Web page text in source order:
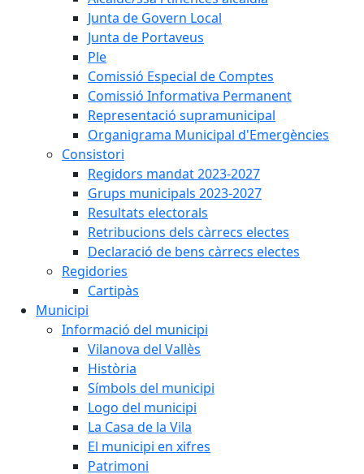
Junta de Govern Local
Junta de Portaveus
Ple
Comissió Especial de Comptes
Comissió Informativa Permanent
Representació supramunicipal
Organigrama Municipal d'Emergències
Consistori
Regidors mandat 2023-2027
Grups municipals 2023-2027
Resultats electorals
Retribucions dels càrrecs electes
Declaració de bens càrrecs electes
Regidories
Cartipàs
Municipi
Informació del municipi
Vilanova del Vallès
Història
Símbols del municipi
Logo del municipi
La Casa de la Vila
El municipi en xifres
Patrimoni